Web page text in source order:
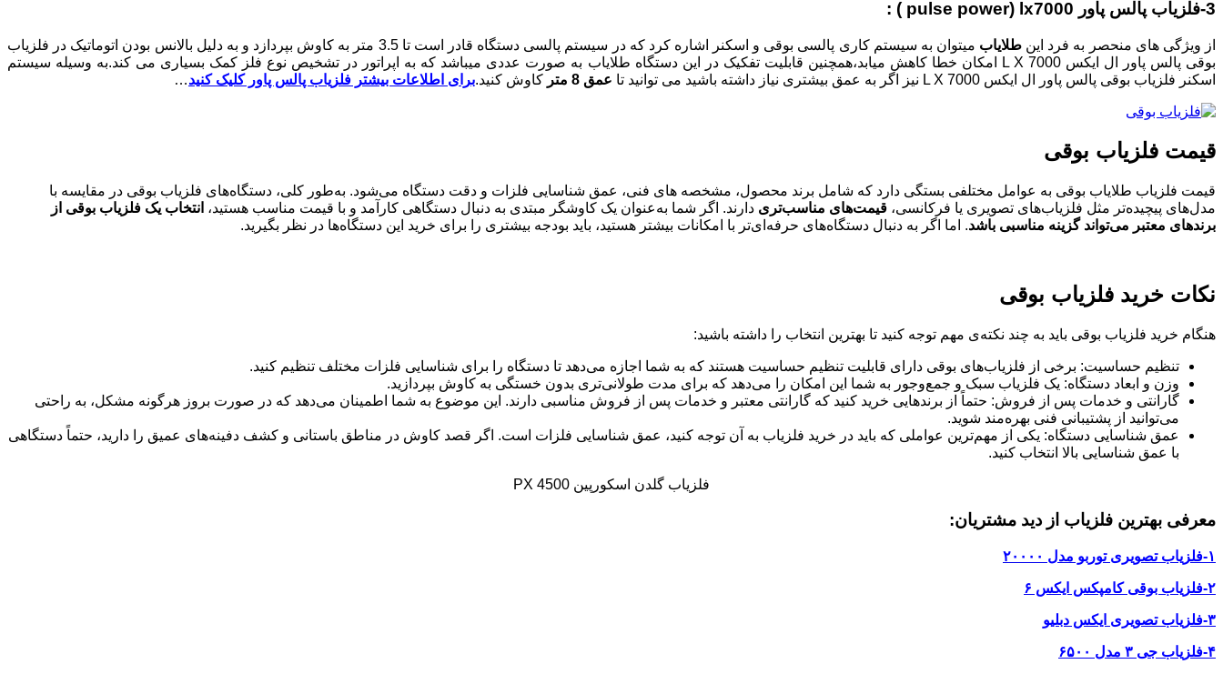
3-فلزیاب پالس پاور pulse power) lx7000 ) :
از ویژگی های منحصر به فرد این طلایاب
میتوان به سیستم کاری پالسی بوقی و اسکنر اشاره کرد که در سیستم پالسی دستگاه قادر است تا 3.5 متر به کاوش بپردازد و به دلیل بالانس بودن اتوماتیک در فلزیاب
بوقی پالس پاور ال ایکس L X 7000 امکان خطا کاهش میابد،همچنین قابلیت تفکیک در این دستگاه طلایاب به صورت عددی میباشد که به اپراتور در تشخیص نوع فلز کمک بسیاری می کند.به وسیله سیستم
اسکنر فلزیاب بوقی پالس پاور ال ایکس L X 7000 نیز اگر به عمق بیشتری نیاز داشته باشید می توانید تا
عمق 8 متر کاوش کنید.برای اطلاعات بیشتر فلزیاب پالس پاور کلیک کنید…
قیمت فلزیاب بوقی
قیمت فلزیاب طلایاب بوقی به عوامل مختلفی بستگی دارد که شامل برند محصول، مشخصه های فنی، عمق شناسایی فلزات و دقت دستگاه می‌شود. به‌طور کلی، دستگاه‌های فلزیاب بوقی در مقایسه با
مدل‌های پیچیده‌تر مثل فلزیاب‌های تصویری یا فرکانسی، قیمت‌های مناسب‌تری دارند. اگر شما به‌عنوان یک کاوشگر مبتدی به دنبال دستگاهی کارآمد و با قیمت مناسب هستید، انتخاب یک فلزیاب بوقی از
برندهای معتبر می‌تواند گزینه مناسبی باشد. اما اگر به دنبال دستگاه‌های حرفه‌ای‌تر با امکانات بیشتر هستید، باید بودجه بیشتری را برای خرید این دستگاه‌ها در نظر بگیرید.
نکات خرید فلزیاب بوقی
هنگام خرید فلزیاب بوقی باید به چند نکته‌ی مهم توجه کنید تا بهترین انتخاب را داشته باشید:
تنظیم حساسیت: برخی از فلزیاب‌های بوقی دارای قابلیت تنظیم حساسیت هستند که به شما اجازه می‌دهد تا دستگاه را برای شناسایی فلزات مختلف تنظیم کنید.
وزن و ابعاد دستگاه: یک فلزیاب سبک و جمع‌وجور به شما این امکان را می‌دهد که برای مدت طولانی‌تری بدون خستگی به کاوش بپردازید.
گارانتی و خدمات پس از فروش: حتماً از برندهایی خرید کنید که گارانتی معتبر و خدمات پس از فروش مناسبی دارند. این موضوع به شما اطمینان می‌دهد که در صورت بروز هرگونه مشکل، به راحتی
می‌توانید از پشتیبانی فنی بهره‌مند شوید.
عمق شناسایی دستگاه: یکی از مهم‌ترین عواملی که باید در خرید فلزیاب به آن توجه کنید، عمق شناسایی فلزات است. اگر قصد کاوش در مناطق باستانی و کشف دفینه‌های عمیق را دارید، حتماً دستگاهی
با عمق شناسایی بالا انتخاب کنید.
فلزیاب گلدن اسکورپین PX 4500
معرفی بهترین فلزیاب از دید مشتریان:
۱-فلزیاب تصویری توربو مدل ۲۰۰۰۰
۲-فلزیاب بوقی کامپکس ایکس ۶
۳-فلزیاب تصویری ایکس دبلیو
۴-فلزیاب جی ۳ مدل ۶۵۰۰